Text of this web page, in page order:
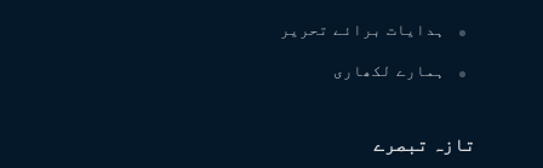
ہدایات برائے تحریر
ہمارے لکھاری
تازہ تبصرے